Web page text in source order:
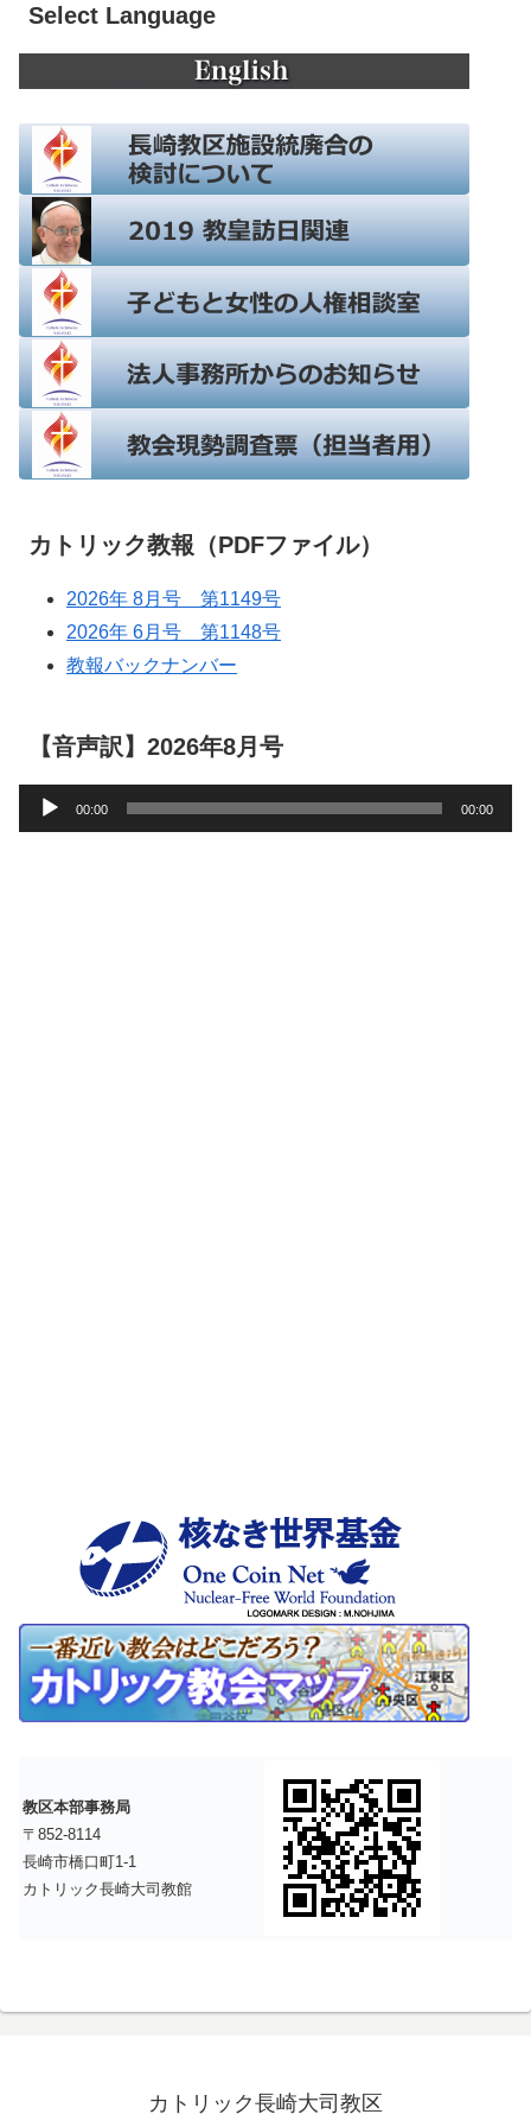
Select Language
カトリック教報（PDFファイル）
2026年 8月号 第1149号
2026年 6月号 第1148号
教報バックナンバー
【音声訳】2026年8月号
声
00:00 00:00
教区本部事務局
〒852-8114
長崎市橋口町1-1
カトリック長崎大司教館
カトリック長崎大司教区